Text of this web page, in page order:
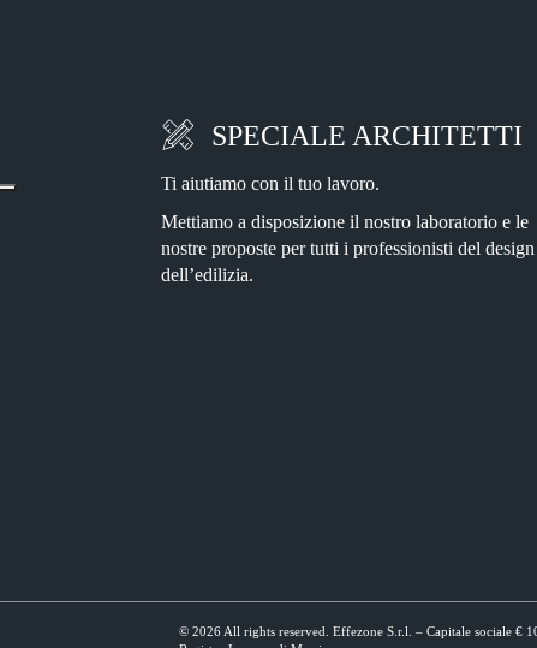
SPECIALE ARCHITETTI
Ti aiutiamo con il tuo lavoro.
Mettiamo a disposizione il nostro laboratorio e le
nostre proposte per tutti i professionisti del design
dell’edilizia.
© 2026 All rights reserved. Effezone S.r.l. – Capitale sociale €